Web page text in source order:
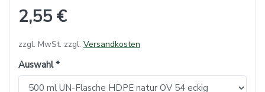
2,55 €
zzgl. MwSt. zzgl. Versandkosten
Auswahl